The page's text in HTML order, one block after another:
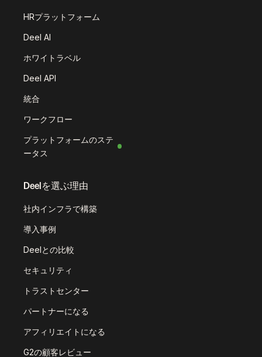
HRプラットフォーム
Deel AI
ホワイトラベル
Deel API
統合
ワークフロー
プラットフォームのステ
ータス
Deelを選ぶ理由
社内インフラで構築
導入事例
Deelとの比較
セキュリティ
トラストセンター
パートナーになる
アフィリエイトになる
G2の顧客レビュー